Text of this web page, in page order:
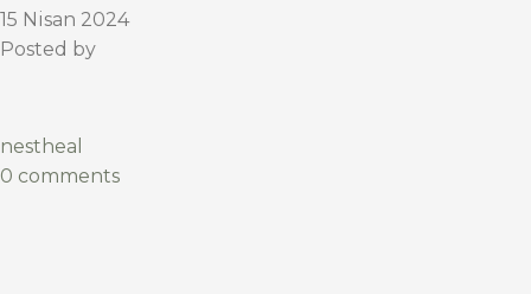
15 Nisan 2024
Posted by
nestheal
0 comments